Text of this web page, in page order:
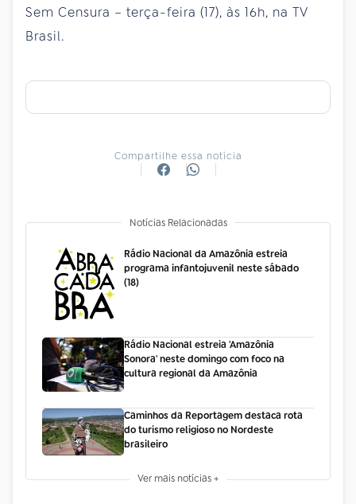
Sem Censura – terça-feira (17), às 16h, na TV
Brasil.
Compartilhe essa notícia
Notícias Relacionadas
Rádio Nacional da Amazônia estreia
programa infantojuvenil neste sábado
(18)
Rádio Nacional estreia 'Amazônia
Sonora' neste domingo com foco na
cultura regional da Amazônia
Caminhos da Reportagem destaca rota
do turismo religioso no Nordeste
brasileiro
Ver mais notícias +